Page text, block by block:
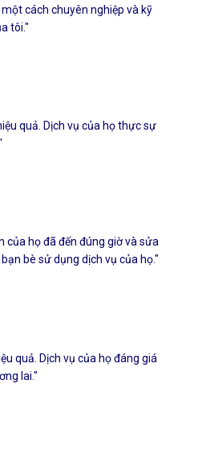
cách chuyên nghiệp và kỹ
tôi."
quả. Dịch vụ của họ thực sự
của họ đã đến đúng giờ và sửa
bè sử dụng dịch vụ của họ."
quả. Dịch vụ của họ đáng giá
lai."